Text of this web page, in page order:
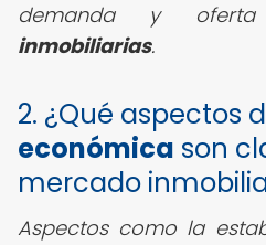
demanda y
inmobiliarias.
2. ¿Qué aspectos
económica son
mercado
Aspectos como la